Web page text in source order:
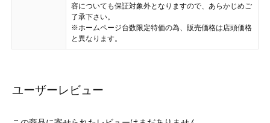
容についても保証対象外となりますので、あらかじめご
了承下さい。
※ホームページ台数限定特価の為、販売価格は店頭価格
と異なります。
ユーザーレビュー